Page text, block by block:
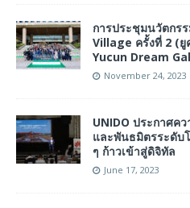
การประชุมนวัตกร
Village ครั้งที่ 2 (ยู
Yucun Dream
November 24, 2023
UNIDO ประกาศค
และพันธมิตรระดับ
ๆ ก้าวเข้าสู่ดิจิทัล
June 17, 2023